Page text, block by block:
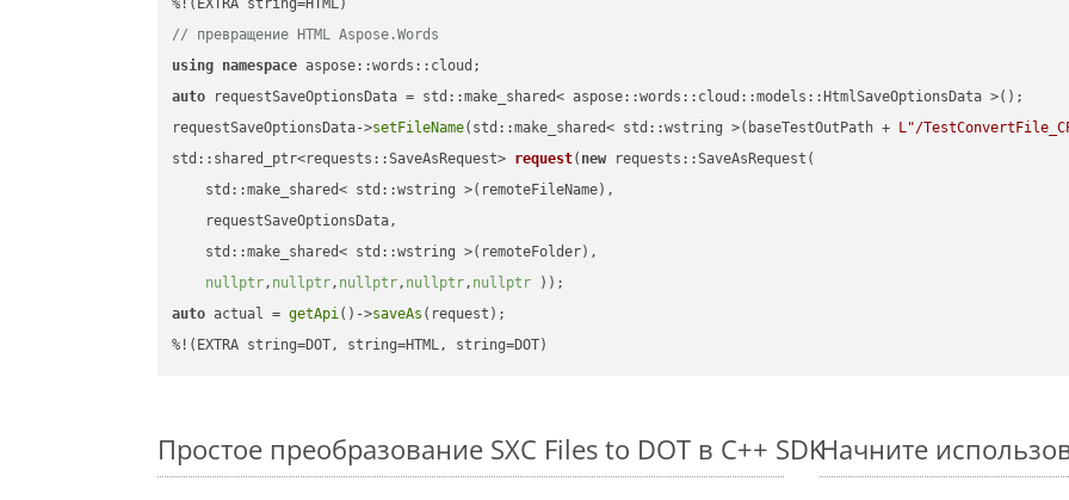
// превращение HTML Aspose.Words
using namespace
auto requestSaveOptionsData = std::make_shared< aspose::words::cloud::models::HtmlSaveOptionsData >();
requestSaveOptionsData->setFileName(std::make_shared< std::wstring >(baseTestOutPath + L"/
std::shared_ptr<requests::SaveAsRequest> request( new requests::SaveAsRequest(
    std::make_shared< std::wstring >(remoteFileName),
    requestSaveOptionsData,
    std::make_shared< std::wstring >(remoteFolder),
nullptr, nullptr, nullptr, nullptr, nullptr ))
auto actual = getApi()->saveAs (request);
%!(EXTRA string=DOT, string=HTML, string=DOT)
Простое преобразование SXC Files to DOT в C++ SDKНачните